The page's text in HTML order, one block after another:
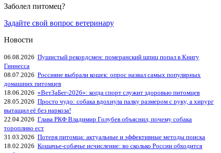
Заболел питомец?
Задайте свой вопрос ветеринару
Новости
06.08.2026 Пушистый рекордсмен: померанский шпиц попал в Книгу
Гиннесса
08.07.2026 Россияне выбрали кошек: опрос назвал самых популярных
домашних питомцев
18.06.2026 «ВетЗаБег‑2026»: когда спорт служит здоровью питомцев
28.05.2026 Просто чудо: собака вдохнула палку размером с руку, а хирург
вытащил её без наркоза!
22.04.2026 Глава РКФ Владимир Голубев объяснил, почему собака
торопливо ест
31.03.2026 Потеря питомца: актуальные и эффективные методы поиска
18.02.2026 Кошачье-собачье исчисление: во сколько России обходится